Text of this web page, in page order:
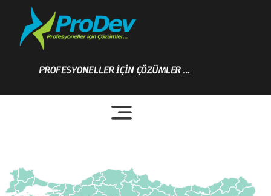
content
PROFESYONELLER İÇİN ÇÖZÜMLER …